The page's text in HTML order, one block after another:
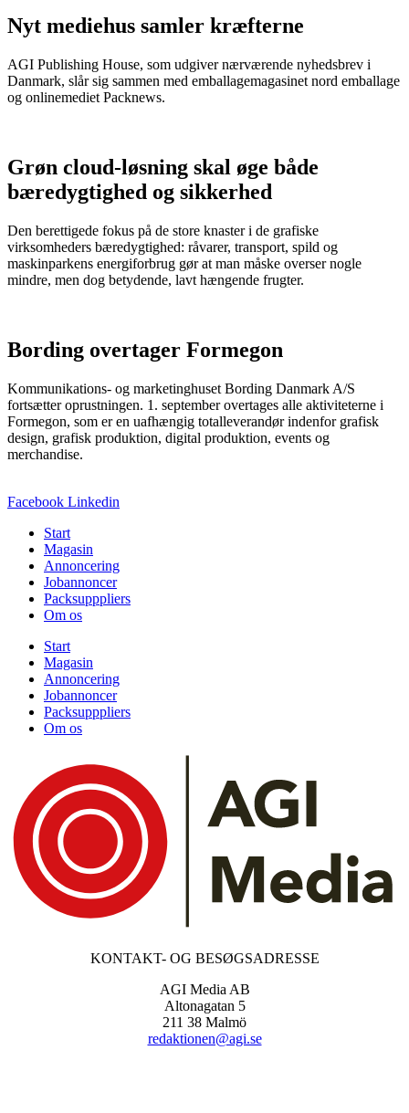
Nyt mediehus samler kræfterne
AGI Publishing House, som udgiver nærværende nyhedsbrev i
Danmark, slår sig sammen med emballagemagasinet nord emballage
og onlinemediet Packnews.
Grøn cloud-løsning skal øge både
bæredygtighed og sikkerhed
Den berettigede fokus på de store knaster i de grafiske
virksomheders bæredygtighed: råvarer, transport, spild og
maskinparkens energiforbrug gør at man måske overser nogle
mindre, men dog betydende, lavt hængende frugter.
Bording overtager Formegon
Kommunikations- og marketinghuset Bording Danmark A/S
fortsætter oprustningen. 1. september overtages alle aktiviteterne i
Formegon, som er en uafhængig totalleverandør indenfor grafisk
design, grafisk produktion, digital produktion, events og
merchandise.
Facebook Linkedin
Start
Magasin
Annoncering
Jobannoncer
Packsupppliers
Om os
Start
Magasin
Annoncering
Jobannoncer
Packsupppliers
Om os
KONTAKT- OG BESØGSADRESSE
AGI Media AB
Altonagatan 5
211 38 Malmö
redaktionen@agi.se